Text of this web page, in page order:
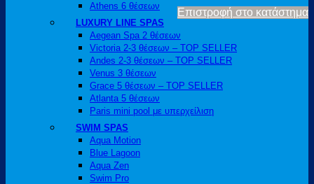
Επιστροφή στο κατάστημα
Athens 6 θέσεων
LUXURY LINE SPAS
Aegean Spa 2 θέσεων
Victoria 2-3 θέσεων – TOP SELLER
Andes 2-3 θέσεων – TOP SELLER
Venus 3 θέσεων
Grace 5 θέσεων – TOP SELLER
Atlanta 5 θέσεων
Paris mini pool με υπερχείλιση
SWIM SPAS
Aqua Motion
Blue Lagoon
Aqua Zen
Swim Pro